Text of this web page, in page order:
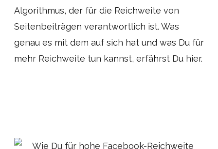
Algorithmus, der für die Reichweite von
Seitenbeiträgen verantwortlich ist. Was
genau es mit dem auf sich hat und was Du für
mehr Reichweite tun kannst, erfährst Du hier.